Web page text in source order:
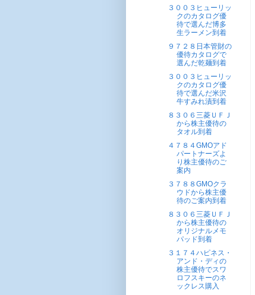
３００３ヒューリッ
クのカタログ優
待で選んだ博多
生ラーメン到着
９７２８日本管財の
優待カタログで
選んだ乾麺到着
３００３ヒューリッ
クのカタログ優
待で選んだ米沢
牛すみれ漬到着
８３０６三菱ＵＦＪ
から株主優待の
タオル到着
４７８４GMOアド
パートナーズよ
り株主優待のご
案内
３７８８GMOクラ
ウドから株主優
待のご案内到着
８３０６三菱ＵＦＪ
から株主優待の
オリジナルメモ
パッド到着
３１７４ハピネス・
アンド・ディの
株主優待でスワ
ロフスキーのネ
ックレス購入